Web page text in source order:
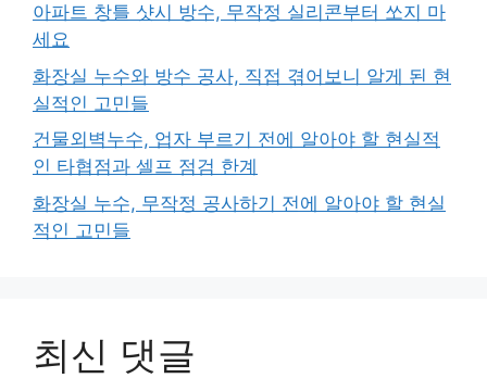
아파트 창틀 샷시 방수, 무작정 실리콘부터 쏘지 마
세요
화장실 누수와 방수 공사, 직접 겪어보니 알게 된 현
실적인 고민들
건물외벽누수, 업자 부르기 전에 알아야 할 현실적
인 타협점과 셀프 점검 한계
화장실 누수, 무작정 공사하기 전에 알아야 할 현실
적인 고민들
최신 댓글